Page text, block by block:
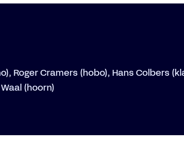
Roger Cramers (hobo), Hans Colbers
(hoorn)